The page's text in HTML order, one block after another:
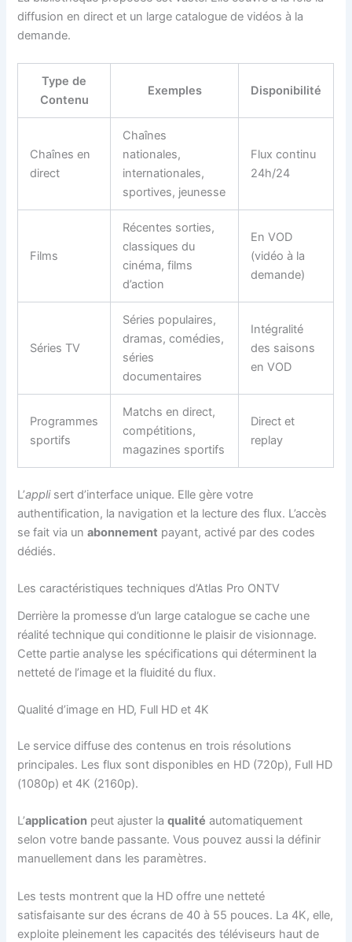
diffusion en direct et un large catalogue de vidéos à la
demande.
Type de
Contenu
Exemples Disponibilité
Chaînes en
direct
Chaînes
nationales,
internationales,
sportives, jeunesse
Flux continu
24h/24
Films
Récentes sorties,
classiques du
cinéma, films
d’action
En VOD
(vidéo à la
demande)
Séries TV
Séries populaires,
dramas, comédies,
séries
documentaires
Intégralité
des saisons
en VOD
Programmes
sportifs
Matchs en direct,
compétitions,
magazines sportifs
Direct et
replay
L’applisert d’interface unique. Elle gère votre
authentification, la navigation et la lecture des flux. L’accès
se fait via unabonnement payant, activé par des codes
dédiés.
Les caractéristiques techniques d’Atlas Pro ONTV
Derrière la promesse d’un large catalogue se cache une
réalité technique qui conditionne le plaisir de visionnage.
Cette partie analyse les spécifications qui déterminent la
netteté de l’image et la fluidité du flux.
Qualité d’image en HD, Full HD et 4K
Le service diffuse des contenus en trois résolutions
principales. Les flux sont disponibles en HD (720p), Full HD
(1080p) et 4K (2160p).
L’application peut ajuster laqualité automatiquement
selon votre bande passante. Vous pouvez aussi la définir
manuellement dans les paramètres.
Les tests montrent que la HD offre une netteté
satisfaisante sur des écrans de 40 à 55 pouces. La 4K, elle,
exploite pleinement les capacités des téléviseurs haut de